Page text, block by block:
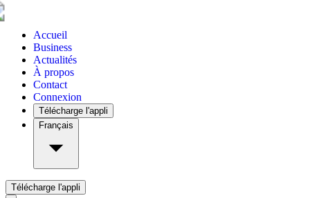
Accueil
Business
Actualités
À propos
Contact
Connexion
Télécharge l'appli
Français
Télécharge l'appli